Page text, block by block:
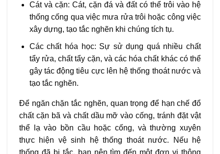
Cát và cặn: Cát, cặn đá và đất có thể trôi vào hệ
thống cống qua việc mưa rửa trôi hoặc công việc
xây dựng, tạo tắc nghẽn khi chúng tích tụ.
Các chất hóa học: Sự sử dụng quá nhiều chất
tẩy rửa, chất tẩy cặn, và các hóa chất khác có thể
gây tác động tiêu cực lên hệ thống thoát nước và
tạo tắc nghẽn.
Để ngăn chặn tắc nghẽn, quan trọng để hạn chế đổ
chất cặn bã và chất dầu mỡ vào cống, tránh đặt vật
thể lạ vào bồn cầu hoặc cống, và thường xuyên
thực hiện vệ sinh hệ thống thoát nước. Nếu hệ
thống đã bị tắc, bạn nên tìm đến một đơn vị thông